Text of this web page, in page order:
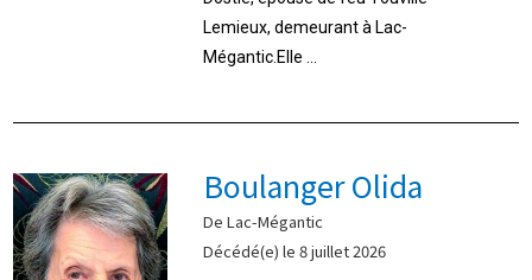
Lemieux, demeurant à Lac-
Mégantic.Elle ...
Boulanger Olida
De Lac-Mégantic
Décédé(e) le 8 juillet 2026